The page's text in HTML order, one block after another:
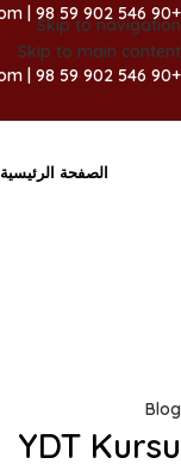
Skip to navigation
Skip to main content
+90 546 902 59 98 | bilgi@vistaakademi.com
+90 546 902 59 98 | bilgi@vistaakademi.com
الصفحة الرئيسية
Blog
YDT Kursu